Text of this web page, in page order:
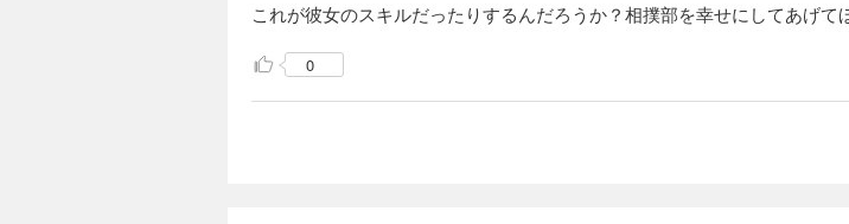
チート能力も授けられず、男しか冒険者になれない状況で、ハルは酒
完結
これが彼女のスキルだったりするんだろうか？相撲部を幸せにしてあげて
0